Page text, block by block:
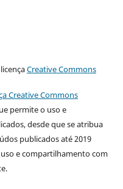
Creative Commons
Creative Commons
permite o uso e
desde que se atribua
publicados até 2019
e compartilhamento com